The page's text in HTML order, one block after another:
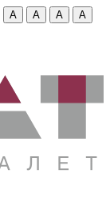
A A A
A